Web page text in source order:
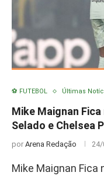
⚽ FUTEBOL Últimas
Mike Maignan
Selado e Chelsea
por Arena Redação
Mike Maignan Fica